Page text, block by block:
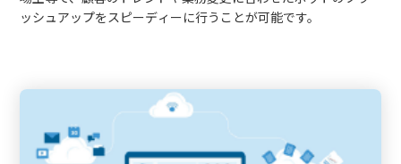
ッシュアップをスピーディーに行うことが可能です。